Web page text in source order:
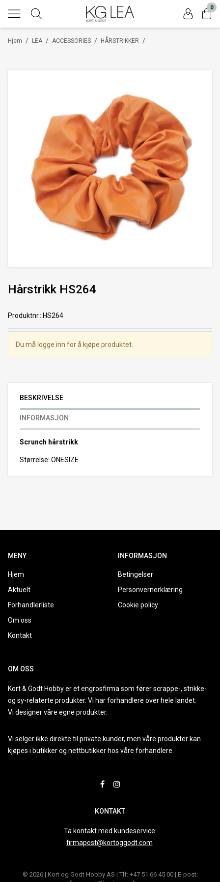
0
/
Hjem /
LEA /
ACCESSORIES /
HÅRSTRIKKER
Hårstrikk HS264
Produktnr.: HS264
Du må logge inn for å kjøpe produktet.
BESKRIVELSE
INFORMASJON
Scrunch hårstrikk
Størrelse: ONESIZE
MENY
Hjem
Aktuelt
Forhandlerliste
Om oss
Kontakt
INFORMASJON
Betingelser
Personvernerklæring
Cookie policy
OM OSS
Kort & Godt Hobby er et engrosfirma som fører scrappe-, strikke-
og sy-relaterte produkter. Vi har forhandlere over hele landet.
Vi designer våre egne produkter.
Vi selger ikke direkte til private kunder, men våre produkter kan
kjøpes i butikker og nettbutikker hos våre forhandlere.
KONTAKT
Ta kontakt med kundeservice:
firmapost@kortoggodt.com
© 2026 | Kort og Godt Hobby AS | Tlf: +47 51 66 45 00 | E-post: